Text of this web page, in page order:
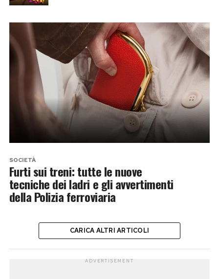
SOCIETÀ
Furti sui treni: tutte le nuove
tecniche dei ladri e gli avvertimenti
della Polizia ferroviaria
CARICA ALTRI ARTICOLI
ADVERTISEMENT